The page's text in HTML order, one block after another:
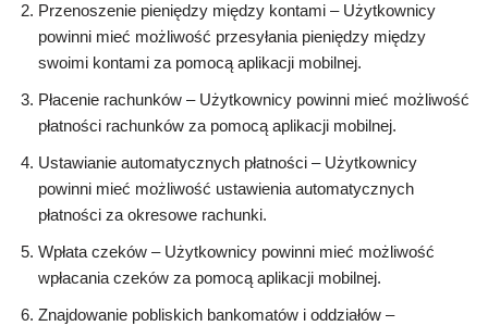
Przenoszenie pieniędzy między kontami – Użytkownicy
powinni mieć możliwość przesyłania pieniędzy między
swoimi kontami za pomocą aplikacji mobilnej.
Płacenie rachunków – Użytkownicy powinni mieć możliwość
płatności rachunków za pomocą aplikacji mobilnej.
Ustawianie automatycznych płatności – Użytkownicy
powinni mieć możliwość ustawienia automatycznych
płatności za okresowe rachunki.
Wpłata czeków – Użytkownicy powinni mieć możliwość
wpłacania czeków za pomocą aplikacji mobilnej.
Znajdowanie pobliskich bankomatów i oddziałów –